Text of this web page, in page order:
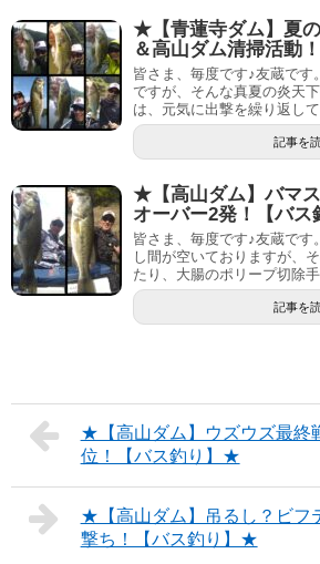
★【青蓮寺ダム】夏の
＆高山ダム清掃活動
皆さま、毎度です♪友蔵です
ですが、そんな真夏の炎天
は、元気に出撃を繰り返し
記事を
★【高山ダム】バマ
オーバー2発！【バ
皆さま、毎度です♪友蔵で
し間が空いておりますが、
たり、大腸のポリープ切除
記事を
★【高山ダム】ウズウズ最終
位！【バス釣り】★
★【高山ダム】吊るし？ビフ
撃ち！【バス釣り】★